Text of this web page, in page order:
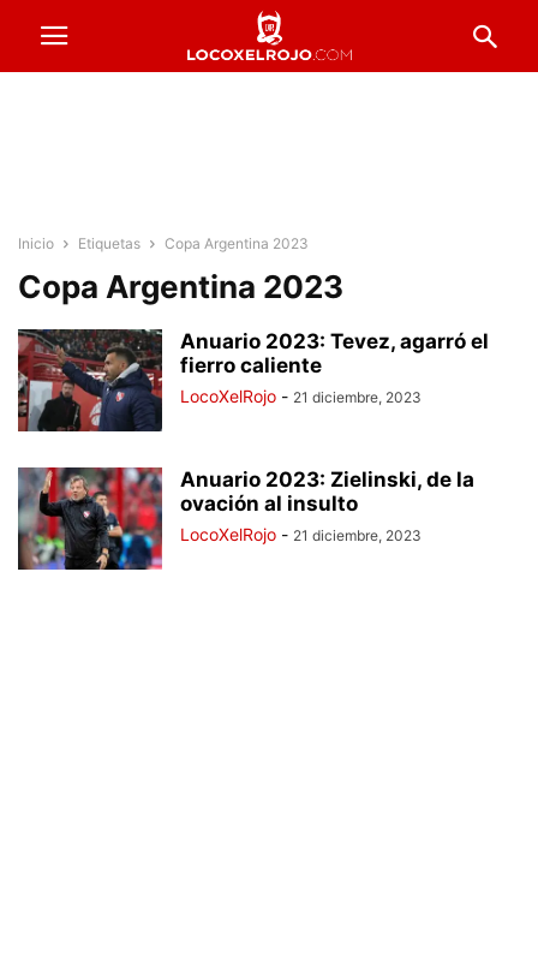
Inicio Etiquetas Copa Argentina 2023
Copa Argentina 2023
Anuario 2023: Tevez, agarró el
fierro caliente
LocoXelRojo - 21 diciembre, 2023
Anuario 2023: Zielinski, de la
ovación al insulto
LocoXelRojo - 21 diciembre, 2023